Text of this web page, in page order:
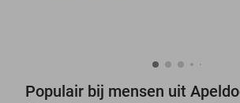
Populair bij mensen uit